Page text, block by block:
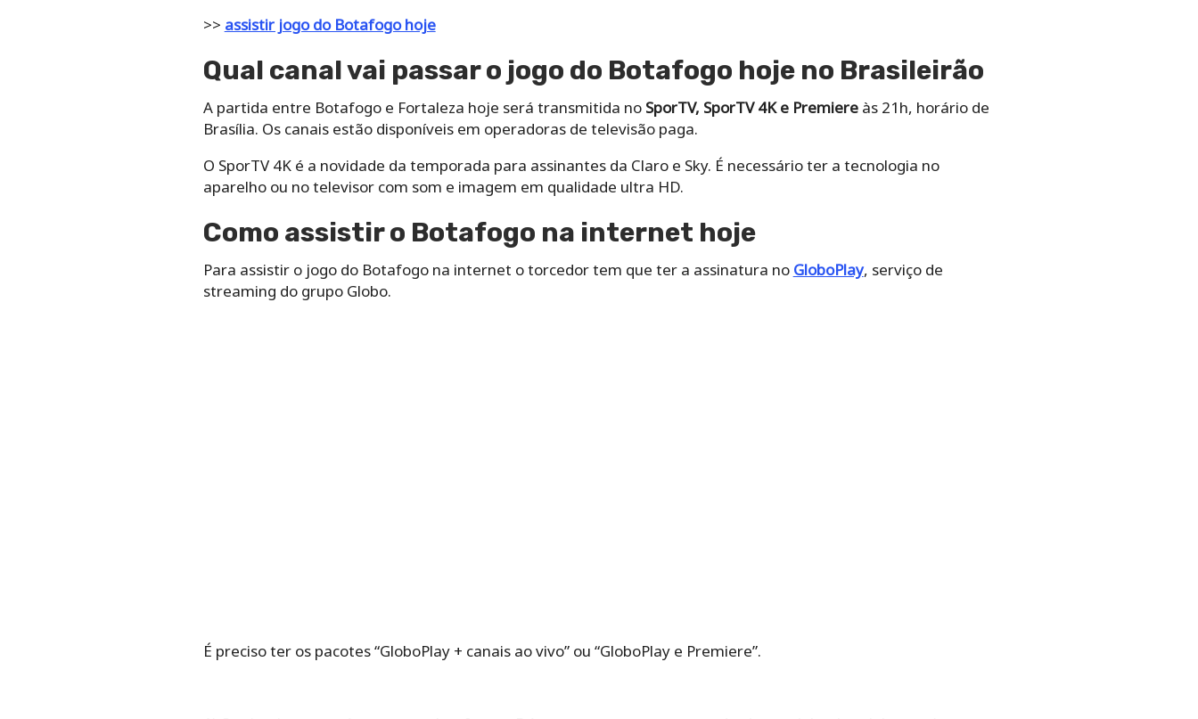
>> assistir jogo do Botafogo hoje
Qual canal vai passar o jogo do Botafogo hoje no Brasileirão
A partida entre Botafogo e Fortaleza hoje será transmitida no SporTV, SporTV 4K e Premiereàs 21h, horário de
Brasília. Os canais estão disponíveis em operadoras de televisão paga.
O SporTV 4K é a novidade da temporada para assinantes da Claro e Sky. É necessário ter a tecnologia no
aparelho ou no televisor com som e imagem em qualidade ultra HD.
Como assistir o Botafogo na internet hoje
Para assistir o jogo do Botafogo na internet o torcedor tem que ter a assinatura no GloboPlay, serviço de
streaming do grupo Globo.
É preciso ter os pacotes “GloboPlay + canais ao vivo” ou “GloboPlay e Premiere”.